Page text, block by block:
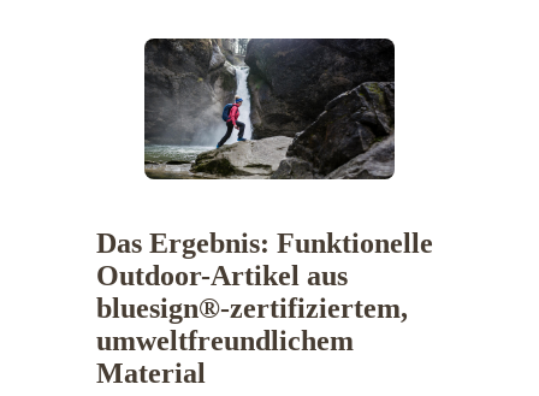
Das Ergebnis: Funktionelle
Outdoor-Artikel aus
bluesign®-zertifiziertem,
umweltfreundlichem
Material